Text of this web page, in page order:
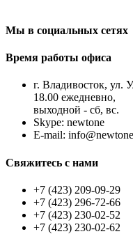
Мы в социальных сетях
Время работы офиса
г. Владивосток, ул.
18.00 ежедневно,
выходной - сб, вс.
Skype: newtone
E-mail:
Свяжитесь с нами
+7 (423) 209-09-29
+7 (423) 296-72-66
+7 (423) 230-02-52
+7 (423) 230-02-62